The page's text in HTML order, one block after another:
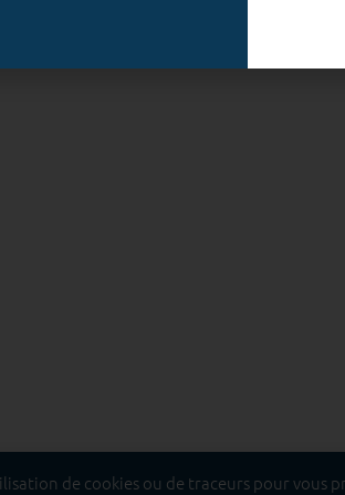
dangereux pour la santé, à consommer avec
de cookies ou de traceurs pour vous